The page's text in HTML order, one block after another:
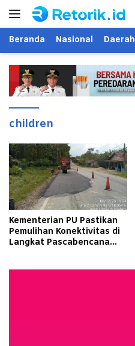
Langsung
Beranda Nasional Daerah
children
Kementerian PU Pastikan
Pemulihan Konektivitas di
Langkat Pascabencana